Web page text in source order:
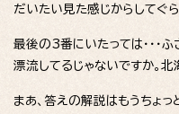
だいたい見た感じからしてぐ
最後の3番にいたっては・・・
漂流してるじゃないですか。
まあ、答えの解説はもうちょ